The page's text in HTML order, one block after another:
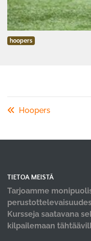
hoopers
Hoopers
TIETOA MEISTÄ
Tarjoamme
Kursseja saatavana
kilpailemaan